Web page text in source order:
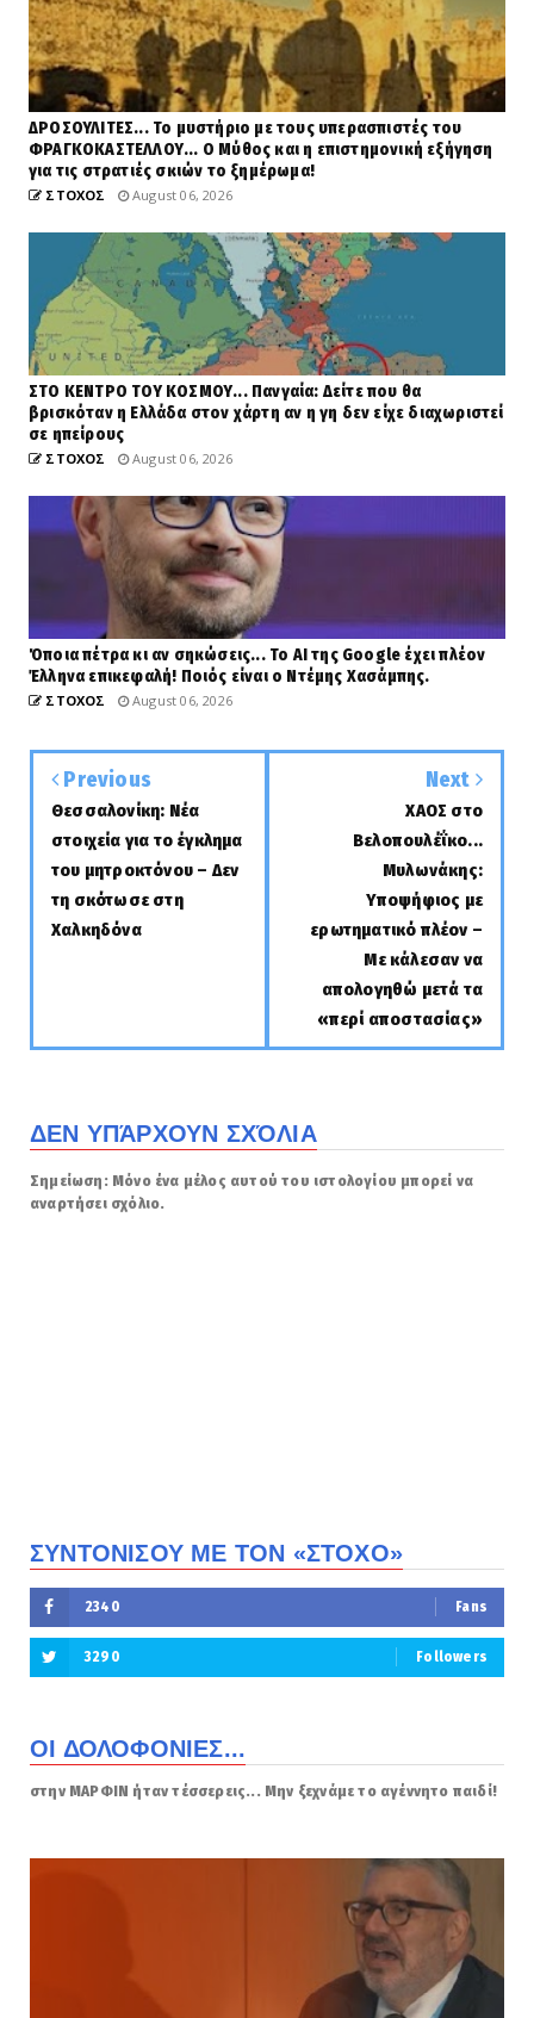
ΔΡΟΣΟΥΛΙΤΕΣ... Το μυστήριο με τους υπερασπιστές του
ΦΡΑΓΚΟΚΑΣΤΕΛΛΟΥ... Ο Μύθος και η επιστημονική εξήγηση
για τις στρατιές σκιών το ξημέρωμα!
ΣΤΟΧΟΣ August 06, 2026
ΣΤΟ ΚΕΝΤΡΟ ΤΟΥ ΚΟΣΜΟΥ... Πανγαία: Δείτε που θα
βρισκόταν η Ελλάδα στον χάρτη αν η γη δεν είχε διαχωριστεί
σε ηπείρους
ΣΤΟΧΟΣ August 06, 2026
Όποια πέτρα κι αν σηκώσεις... Το AI της Google έχει πλέον
Έλληνα επικεφαλή! Ποιός είναι ο Ντέμης Χασάμπης.
ΣΤΟΧΟΣ August 06, 2026
Previous
Θεσσαλονίκη: Νέα
στοιχεία για το έγκλημα
του μητροκτόνου – Δεν
τη σκότωσε στη
Χαλκηδόνα
Next
ΧΑΟΣ στο
Βελοπουλέΐκο...
Μυλωνάκης:
Υποψήφιος με
ερωτηματικό πλέον –
Με κάλεσαν να
απολογηθώ μετά τα
«περί αποστασίας»
ΔΕΝ ΥΠΆΡΧΟΥΝ ΣΧΌΛΙΑ
Σημείωση: Μόνο ένα μέλος αυτού του ιστολογίου μπορεί να
αναρτήσει σχόλιο.
ΣΥΝΤΟΝΙΣΟΥ ΜΕ ΤΟΝ «ΣΤΟΧΟ»
2340 Fans
3290 Followers
ΟΙ ΔΟΛΟΦΟΝΙΕΣ...
στην ΜΑΡΦΙΝ ήταν τέσσερεις... Μην ξεχνάμε το αγέννητο παιδί!